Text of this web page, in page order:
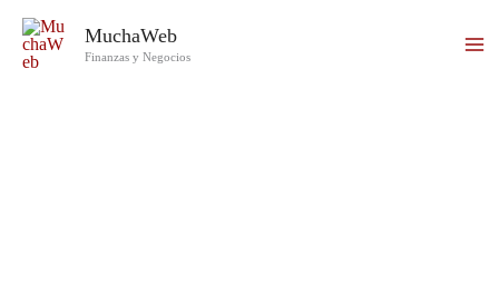
contenido
MuchaWeb
Finanzas y Negocios